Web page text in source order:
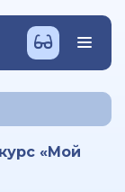
«Мой